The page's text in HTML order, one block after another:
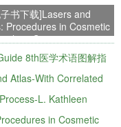
书下载]Lasers and
Procedures in Cosmetic
Series
8th医学术语图解指
Atlas-With Correlated
L. Kathleen
in Cosmetic